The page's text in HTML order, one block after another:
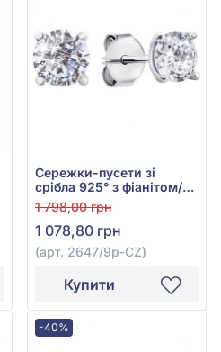
Сережки-пусети зі
срібла 925° з фіанітом/
куб.цирконієм, арт.
2647/9р-CZ
1 798,00 грн
1 078,80 грн
(арт. 2647/9р-CZ)
Купити
-40%